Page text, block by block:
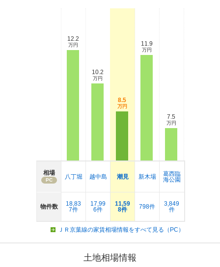
相場
PC
物件数
12.2
万円
八丁堀
18,83
7件
10.2
万円
越中島
17,99
6件
8.5
万円
潮見
11,59
8件
11.9
万円
新木場
798件
7.5
万円
葛西臨
海公園
3,849
件
ＪＲ京葉線の家賃相場情報をすべて見る（PC）
土地相場情報